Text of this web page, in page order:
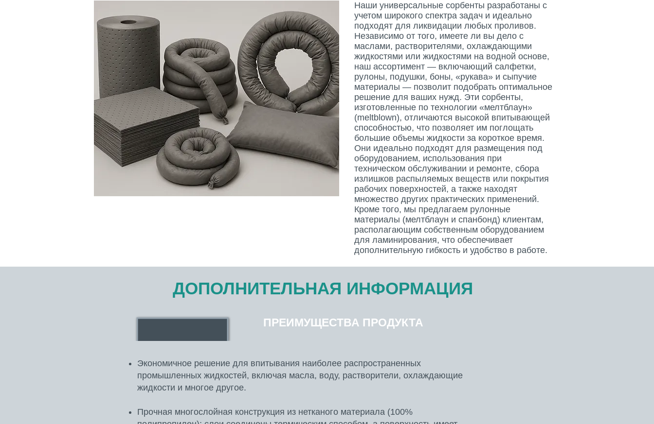
Наши универсальные сорбенты разработаны с
учетом широкого спектра задач и идеально
подходят для ликвидации любых проливов.
Независимо от того, имеете ли вы дело с
маслами, растворителями, охлаждающими
жидкостями или жидкостями на водной основе,
наш ассортимент — включающий салфетки,
рулоны, подушки, боны, «рукава» и сыпучие
материалы — позволит подобрать оптимальное
решение для ваших нужд. Эти сорбенты,
изготовленные по технологии «мелтблаун»
(meltblown), отличаются высокой впитывающей
способностью, что позволяет им поглощать
большие объемы жидкости за короткое время.
Они идеально подходят для размещения под
оборудованием, использования при
техническом обслуживании и ремонте, сбора
излишков распыляемых веществ или покрытия
рабочих поверхностей, а также находят
множество других практических применений.
Кроме того, мы предлагаем рулонные
материалы (мелтблаун и спанбонд) клиентам,
располагающим собственным оборудованием
для ламинирования, что обеспечивает
дополнительную гибкость и удобство в работе.
ДОПОЛНИТЕЛЬНАЯ ИНФОРМАЦИЯ
ПРЕИМУЩЕСТВА ПРОДУКТА
Экономичное решение для впитывания наиболее распространенных
промышленных жидкостей, включая масла, воду, растворители, охлаждающие
жидкости и многое другое.
Прочная многослойная конструкция из нетканого материала (100%